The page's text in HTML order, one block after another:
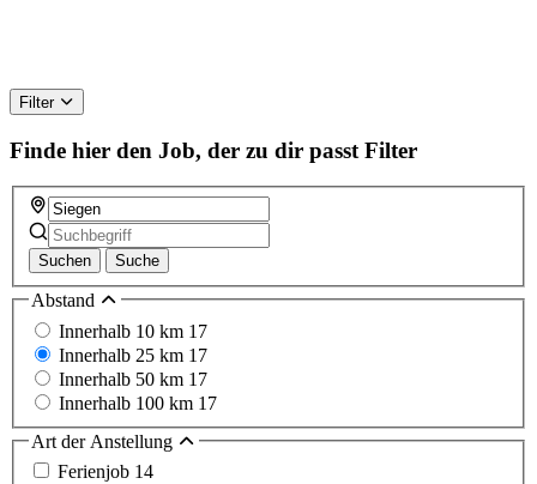
Filter
Finde hier den Job, der zu dir passt Filter
Suchen Suche
Abstand
Innerhalb 10 km 17
Innerhalb 25 km 17
Innerhalb 50 km 17
Innerhalb 100 km 17
Art der Anstellung
Ferienjob 14